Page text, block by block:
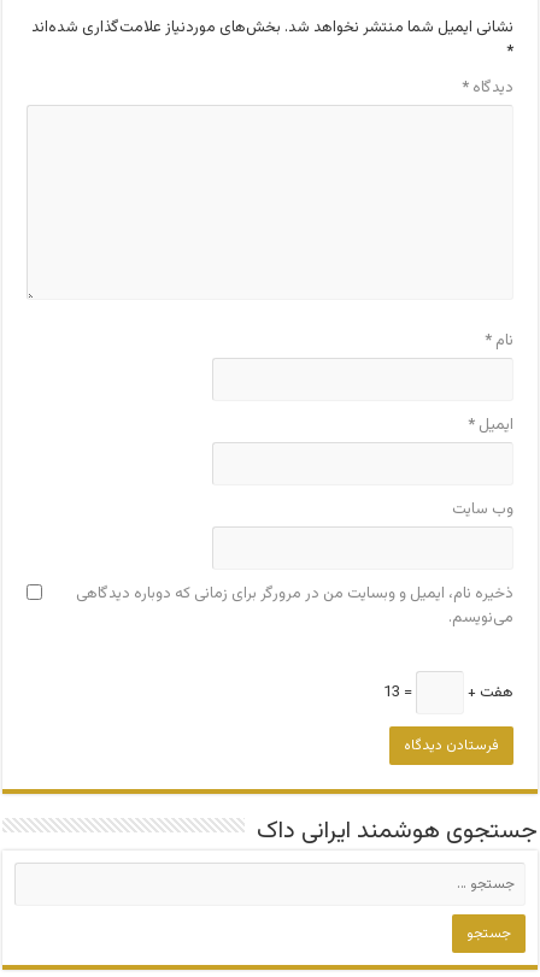
نشانی ایمیل شما منتشر نخواهد شد. بخش‌های موردنیاز علامت‌گذاری شده‌اند
*
دیدگاه*
نام*
ایمیل*
وب‌ سایت
ذخیره نام، ایمیل و وبسایت من در مرورگر برای زمانی که دوباره دیدگاهی
می‌نویسم.
هفت + = 13
جستجوی هوشمند ایرانی داک